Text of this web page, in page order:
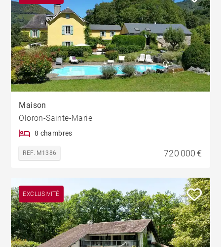
Maison
Oloron-Sainte-Marie
8 chambres
REF. M1386 720 000 €
EXCLUSIVITÉ